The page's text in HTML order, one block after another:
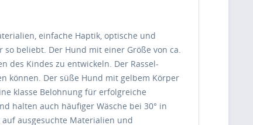
einfache Haptik, optische und
so beliebt. Der Hund mit einer Größe von ca.
des Kindes zu entwickeln. Der Rassel-
können. Der süße Hund mit gelbem Körper
klasse Belohnung für erfolgreiche
halten auch häufiger Wäsche bei 30° in
ausgesuchte Materialien und